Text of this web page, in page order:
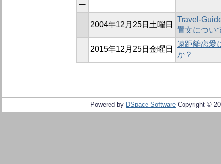
ー
2004年12月25日土曜日
Travel-
置文につい
2015年12月25日金曜日
遠距離恋愛
か？
Powered by DSpace Software Copyright ©